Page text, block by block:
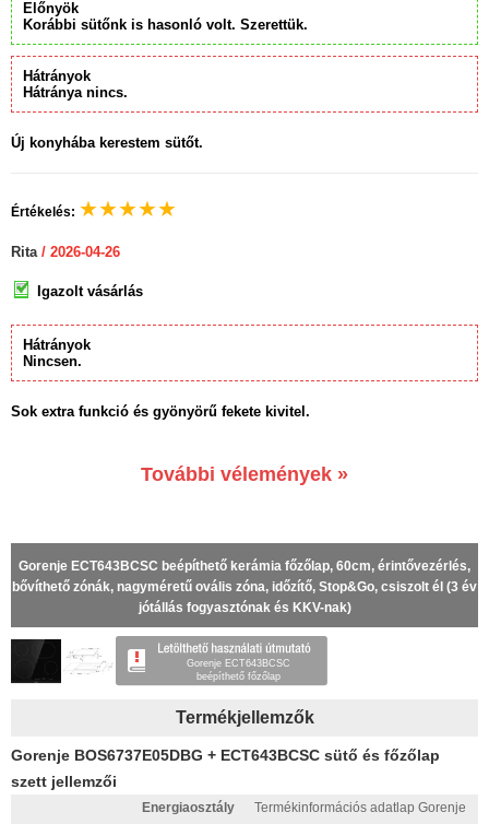
Előnyök
Korábbi sütőnk is hasonló volt. Szerettük.
Hátrányok
Hátránya nincs.
Új konyhába kerestem sütőt.
Értékelés: ★★★★★
Rita/ 2026-04-26
Igazolt vásárlás
Hátrányok
Nincsen.
Sok extra funkció és gyönyörű fekete kivitel.
További vélemények »
Gorenje ECT643BCSC beépíthető kerámia főzőlap, 60cm, érintővezérlés,
bővíthető zónák, nagyméretű ovális zóna, időzítő, Stop&Go, csiszolt él (3 év
jótállás fogyasztónak és KKV-nak)
Gorenje ECT643BCSC
beépíthető főzőlap
Termékjellemzők
Gorenje BOS6737E05DBG + ECT643BCSC sütő és főzőlap
szett jellemzői
Energiaosztály
Termékinformációs adatlap Gorenje